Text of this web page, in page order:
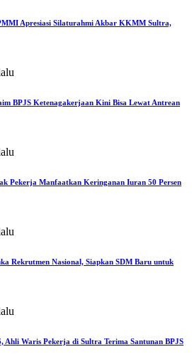
Apresiasi Silaturahmi Akbar KKMM Sultra,
BPJS Ketenagakerjaan Kini Bisa Lewat Antrean
Pekerja Manfaatkan Keringanan Iuran 50 Persen
Rekrutmen Nasional, Siapkan SDM Baru untuk
Ahli Waris Pekerja di Sultra Terima Santunan BPJS